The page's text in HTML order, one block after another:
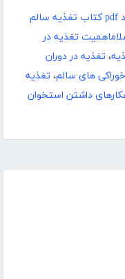
دانلود pdf کتاب تغذیه سالم
تغذیه در
، تغذیه در دوران
خوراکی های سالم، تغذیه
داشتن استخوان